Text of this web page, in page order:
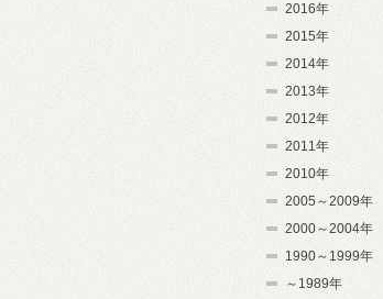
2016年
2015年
2014年
2013年
2012年
2011年
2010年
2005～2009年
2000～2004年
1990～1999年
～1989年